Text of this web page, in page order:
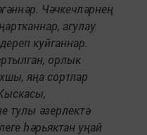
Чәчкечләрнең
агулау
куйганнар.
орлык
яңа сортлар
тулы әзерлектә
һәрьяктан уңай